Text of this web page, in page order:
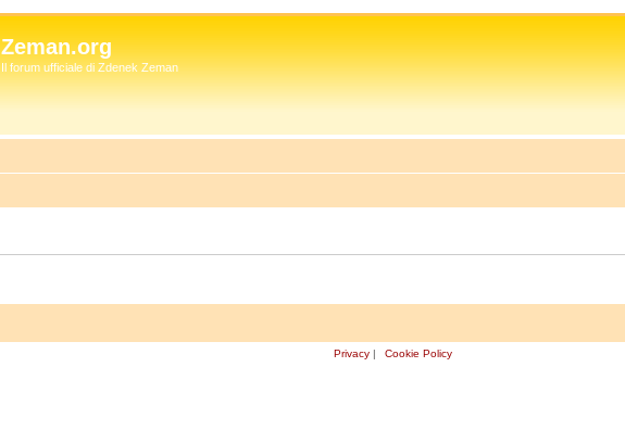
Zeman.org
Il forum ufficiale di Zdenek Zeman
Privacy | Cookie Policy